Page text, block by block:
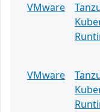
VMware
VMware